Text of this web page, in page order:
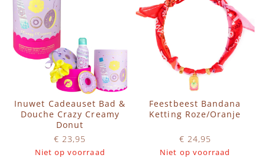
Inuwet Cadeauset Bad &
Douche Crazy Creamy
Donut
€ 23,95
Niet op voorraad
Feestbeest Bandana
Ketting Roze/Oranje
€ 24,95
Niet op voorraad